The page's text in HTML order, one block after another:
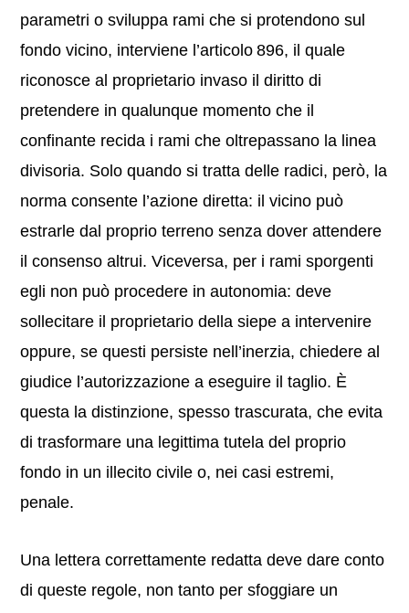
parametri o sviluppa rami che si protendono sul
fondo vicino, interviene l’articolo 896, il quale
riconosce al proprietario invaso il diritto di
pretendere in qualunque momento che il
confinante recida i rami che oltrepassano la linea
divisoria. Solo quando si tratta delle radici, però, la
norma consente l’azione diretta: il vicino può
estrarle dal proprio terreno senza dover attendere
il consenso altrui. Viceversa, per i rami sporgenti
egli non può procedere in autonomia: deve
sollecitare il proprietario della siepe a intervenire
oppure, se questi persiste nell’inerzia, chiedere al
giudice l’autorizzazione a eseguire il taglio. È
questa la distinzione, spesso trascurata, che evita
di trasformare una legittima tutela del proprio
fondo in un illecito civile o, nei casi estremi,
penale.
Una lettera correttamente redatta deve dare conto
di queste regole, non tanto per sfoggiare un